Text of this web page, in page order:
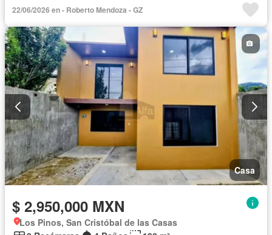
Recámara con closet
Televisión por cable
22/06/2026 en - Roberto Mendoza - GZ
Casa
$ 2,950,000 MXN
Los Pinos, San Cristóbal de las Casas